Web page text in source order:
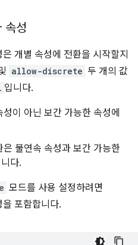
속성
은 개별 속성에 전환을 시작할지
allow-discrete 두 개의 값
입니다.
이 아닌 보간 가능한 속성에
은 불연속 속성과 보간 가능한
다.
모드를 사용 설정하려면
포함합니다.